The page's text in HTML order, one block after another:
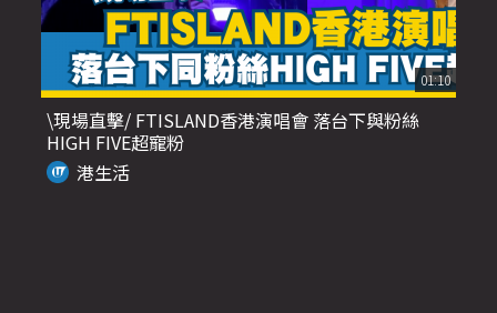
01:10
\現場直擊/ FTISLAND香港演唱會 落台下與粉絲
HIGH FIVE超寵粉
港生活